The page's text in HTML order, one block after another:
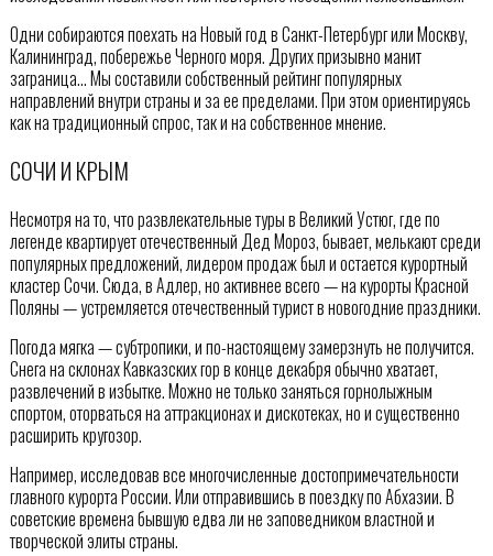
Одни собираются поехать на Новый год в Санкт-Петербург или Москву,
Калининград, побережье Черного моря. Других призывно манит
заграница… Мы составили собственный рейтинг популярных
направлений внутри страны и за ее пределами. При этом ориентируясь
как на традиционный спрос, так и на собственное мнение.
СОЧИ И КРЫМ
Несмотря на то, что развлекательные туры в Великий Устюг, где по
легенде квартирует отечественный Дед Мороз, бывает, мелькают среди
популярных предложений, лидером продаж был и остается курортный
кластер Сочи. Сюда, в Адлер, но активнее всего — на курорты Красной
Поляны — устремляется отечественный турист в новогодние праздники.
Погода мягка — субтропики, и по-настоящему замерзнуть не получится.
Снега на склонах Кавказских гор в конце декабря обычно хватает,
развлечений в избытке. Можно не только заняться горнолыжным
спортом, оторваться на аттракционах и дискотеках, но и существенно
расширить кругозор.
Например, исследовав все многочисленные достопримечательности
главного курорта России. Или отправившись в поездку по Абхазии. В
советские времена бывшую едва ли не заповедником властной и
творческой элиты страны.